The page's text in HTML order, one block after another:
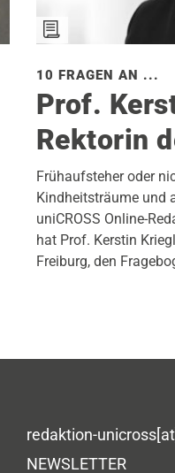
10 FRAGEN AN ...
Prof.
Rektorin
Frühaufsteher oder
Kindheitsträume und
uniCROSS Online-
hat Prof. Kerstin
Freiburg, den
redaktion-
NEWSLETTER